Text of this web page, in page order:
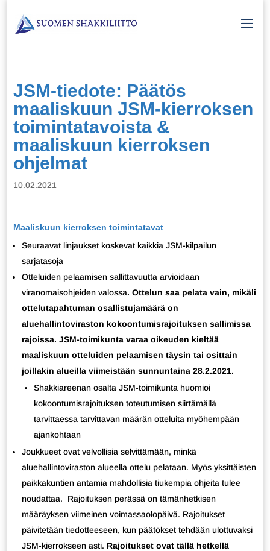
JSM-tiedote: Päätös
maaliskuun JSM-kierroksen
toimintatavoista &
maaliskuun kierroksen
ohjelmat
10.02.2021
Maaliskuun kierroksen toimintatavat
Seuraavat linjaukset koskevat kaikkia JSM-kilpailun
sarjatasoja
Otteluiden pelaamisen sallittavuutta arvioidaan
viranomaisohjeiden valossa. Ottelun saa pelata vain, mikäli
ottelutapahtuman osallistujamäärä on
aluehallintoviraston kokoontumisrajoituksen sallimissa
rajoissa. JSM-toimikunta varaa oikeuden kieltää
maaliskuun otteluiden pelaamisen täysin tai osittain
joillakin alueilla viimeistään sunnuntaina 28.2.2021.
Shakkiareenan osalta JSM-toimikunta huomioi
kokoontumisrajoituksen toteutumisen siirtämällä
tarvittaessa tarvittavan määrän otteluita myöhempään
ajankohtaan
Joukkueet ovat velvollisia selvittämään, minkä
aluehallintoviraston alueella ottelu pelataan. Myös yksittäisten
paikkakuntien antamia mahdollisia tiukempia ohjeita tulee
noudattaa.
Rajoituksen perässä on tämänhetkisen
määräyksen viimeinen voimassaolopäivä. Rajoitukset
päivitetään tiedotteeseen, kun päätökset tehdään ulottuvaksi
JSM-kierrokseen asti. Rajoitukset ovat tällä hetkellä